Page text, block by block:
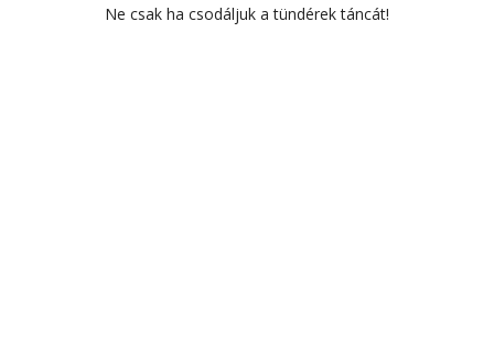
Ne csak ha csodáljuk a tündérek táncát!